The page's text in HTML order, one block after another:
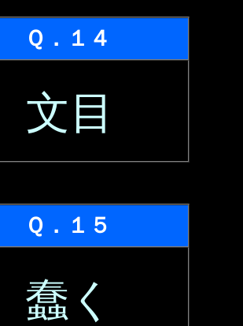
Ｑ．１４
文目
Ｑ．１５
蠢く